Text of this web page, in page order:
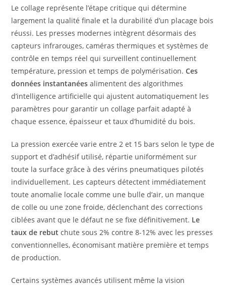
Le collage représente l’étape critique qui détermine
largement la qualité finale et la durabilité d’un placage bois
réussi. Les presses modernes intègrent désormais des
capteurs infrarouges, caméras thermiques et systèmes de
contrôle en temps réel qui surveillent continuellement
température, pression et temps de polymérisation.Ces
données instantanées alimentent des algorithmes
d’intelligence artificielle qui ajustent automatiquement les
paramètres pour garantir un collage parfait adapté à
chaque essence, épaisseur et taux d’humidité du bois.
La pression exercée varie entre 2 et 15 bars selon le type de
support et d’adhésif utilisé, répartie uniformément sur
toute la surface grâce à des vérins pneumatiques pilotés
individuellement. Les capteurs détectent immédiatement
toute anomalie locale comme une bulle d’air, un manque
de colle ou une zone froide, déclenchant des corrections
ciblées avant que le défaut ne se fixe définitivement. Le
taux de rebut chute sous 2% contre 8-12% avec les presses
conventionnelles, économisant matière première et temps
de production.
Certains systèmes avancés utilisent même la vision